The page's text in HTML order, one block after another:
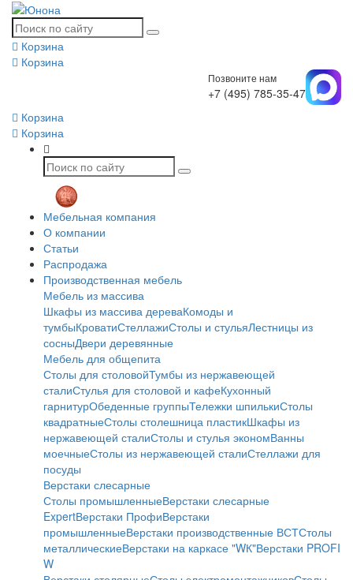
Корзина
Корзина
Позвоните нам
+7 (495) 785-35-47
Корзина
Корзина
Мебельная компания
О компании
Статьи
Распродажа
Производственная мебель
Мебель из массива
Шкафы из массива дереваКомоды и
тумбыКроватиСтеллажиСтолы и стульяЛестницы из
сосныДвери деревянные
Мебель для общепита
Столы для столовойТумбы из нержавеющей
сталиСтулья для столовой и кафеКухонный
гарнитурОбеденные группыТележки шпилькиСтолы
квадратныеСтолы столешница пластикШкафы из
нержавеющей сталиСтолы и стулья экономВанны
моечныеСтолы из нержавеющей сталиСтеллажи для
посуды
Верстаки слесарные
Столы промышленныеВерстаки слесарные
ExpertВерстаки ПрофиВерстаки
промышленныеВерстаки производственные ВСТСтолы
металлическиеВерстаки на каркасе "WК"Верстаки PROFI
W